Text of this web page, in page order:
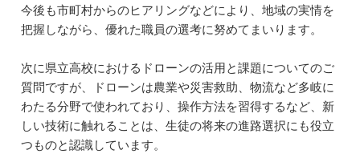
今後も市町村からのヒアリングなどにより、地域の実情を
把握しながら、優れた職員の選考に努めてまいります。
次に県立高校におけるドローンの活用と課題についてのご
質問ですが、ドローンは農業や災害救助、物流など多岐に
わたる分野で使われており、操作方法を習得するなど、新
しい技術に触れることは、生徒の将来の進路選択にも役立
つものと認識しています。